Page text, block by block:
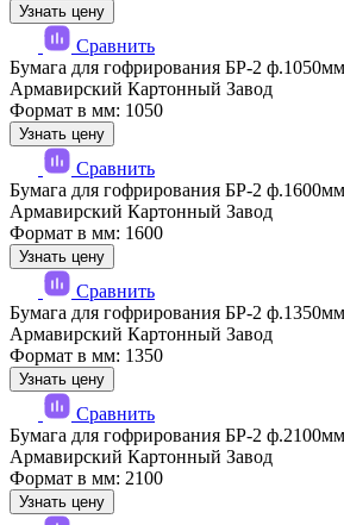
Узнать цену
Сравнить
Бумага для гофрирования БР-2
Армавирский Картонный Завод
Формат в мм: 1050
Узнать цену
Сравнить
Бумага для гофрирования БР-2
Армавирский Картонный Завод
Формат в мм: 1600
Узнать цену
Сравнить
Бумага для гофрирования БР-2
Армавирский Картонный Завод
Формат в мм: 1350
Узнать цену
Сравнить
Бумага для гофрирования БР-2
Армавирский Картонный Завод
Формат в мм: 2100
Узнать цену